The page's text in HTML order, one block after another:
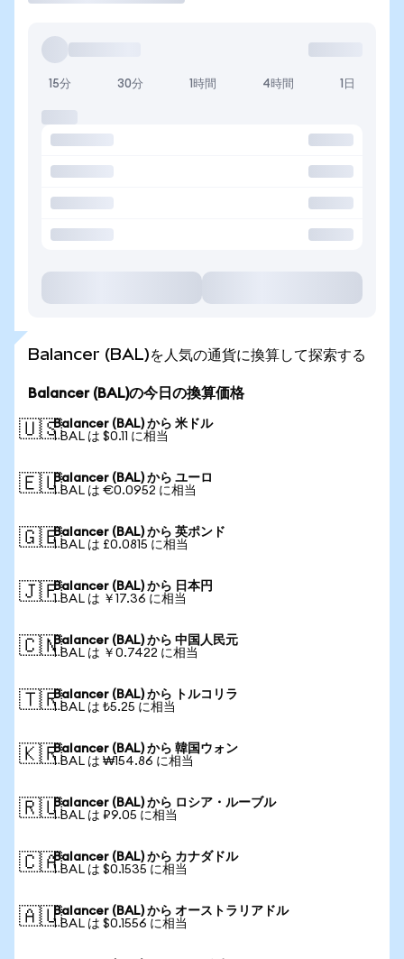
15分 30分 1時間 4時間 1日
Balancer (BAL)を人気の通貨に換算して探索する
Balancer (BAL)の今日の換算価格
🇺🇸Balancer (BAL) から 米ドル
1 BAL は $0.11 に相当
🇪🇺Balancer (BAL) から ユーロ
1 BAL は €0.0952 に相当
🇬🇧Balancer (BAL) から 英ポンド
1 BAL は £0.0815 に相当
🇯🇵Balancer (BAL) から 日本円
1 BAL は ￥17.36 に相当
🇨🇳Balancer (BAL) から 中国人民元
1 BAL は ￥0.7422 に相当
🇹🇷Balancer (BAL) から トルコリラ
1 BAL は ₺5.25 に相当
🇰🇷Balancer (BAL) から 韓国ウォン
1 BAL は ₩154.86 に相当
🇷🇺Balancer (BAL) から ロシア・ルーブル
1 BAL は ₽9.05 に相当
🇨🇦Balancer (BAL) から カナダドル
1 BAL は $0.1535 に相当
🇦🇺Balancer (BAL) から オーストラリアドル
1 BAL は $0.1556 に相当